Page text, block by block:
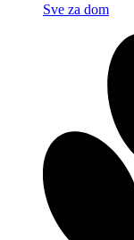
Sve za dom